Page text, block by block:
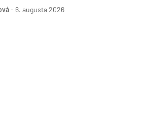
- 6. augusta 2026